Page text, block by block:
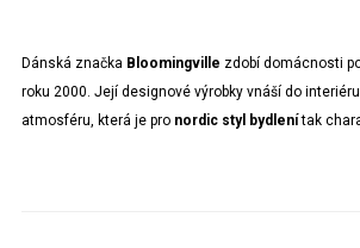
Dánská značka Bloomingville zdobí domácnosti
roku 2000. Její designové výrobky vnáší do
atmosféru, která je pro nordic styl bydlenítak